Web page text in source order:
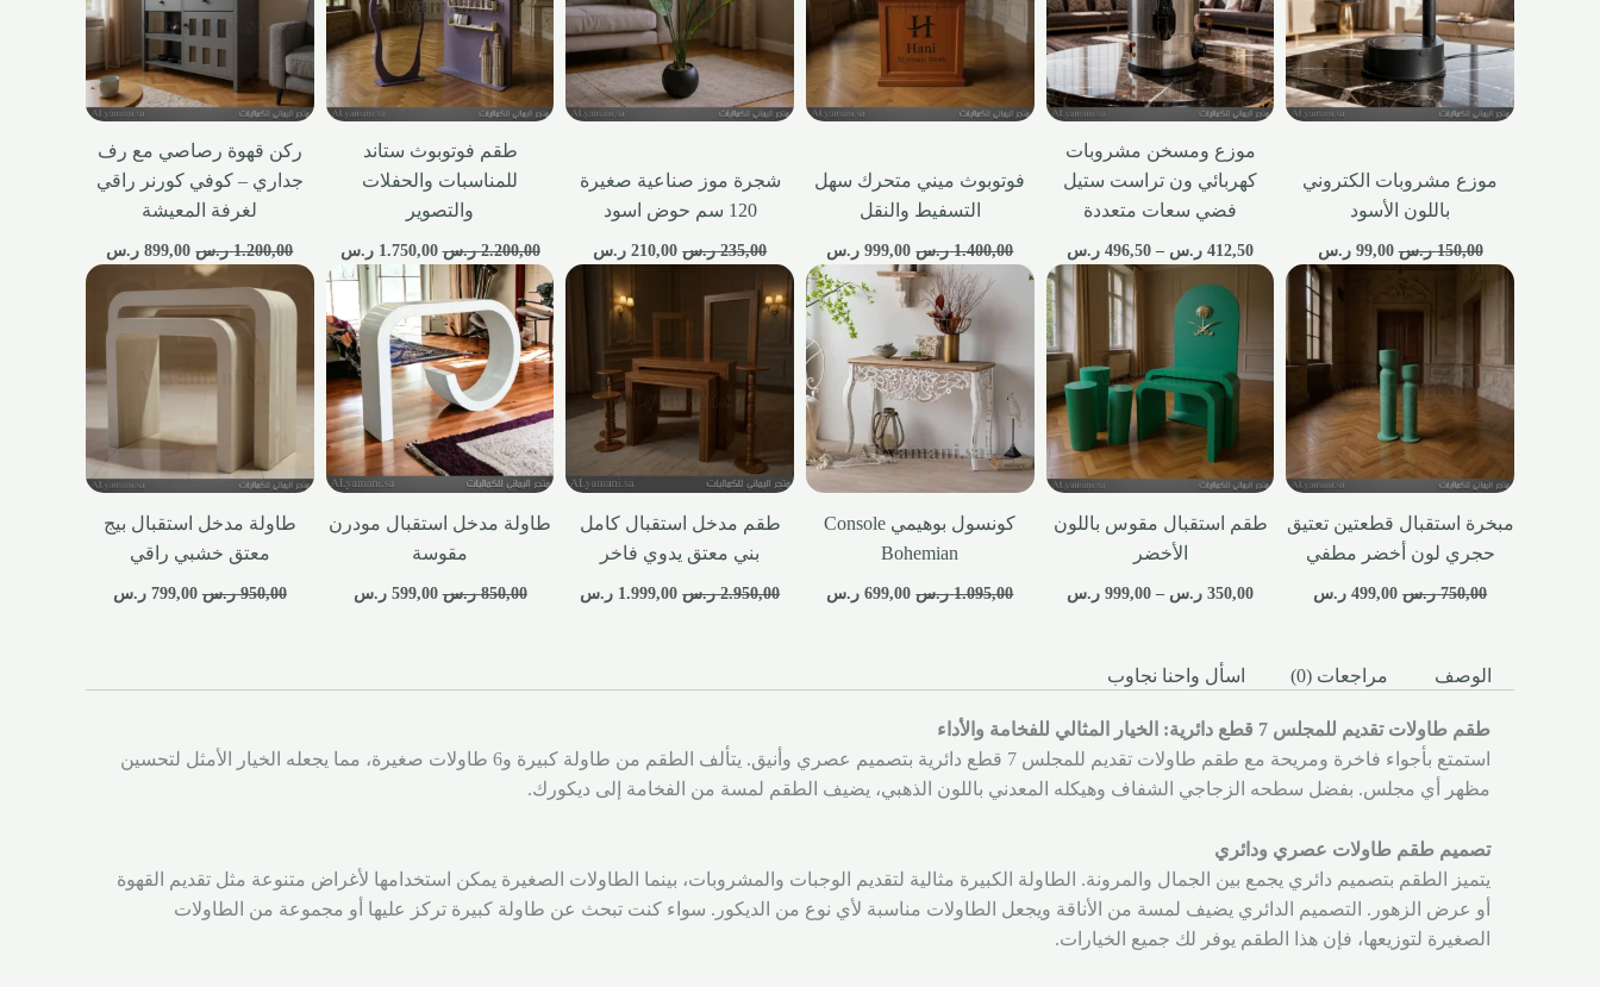
موزع مشروبات الكتروني
باللون الأسود
150,00 ر.س 99,00 ر.س
موزع ومسخن مشروبات
كهربائي ون تراست ستيل
فضي سعات متعددة
412,50 ر.س –
496,50 ر.س
فوتوبوث ميني متحرك سهل
التسفيط والنقل
1.400,00 ر.س 999,00 ر.س
شجرة موز صناعية صغيرة
120 سم حوض اسود
235,00 ر.س 210,00 ر.س
طقم فوتوبوث ستاند
للمناسبات والحفلات
والتصوير
2.200,00 ر.س 1.750,00 ر.س
ركن قهوة رصاصي مع رف
جداري – كوفي كورنر راقي
لغرفة المعيشة
1.200,00 ر.س 899,00 ر.س
مبخرة استقبال قطعتين تعتيق
حجري لون أخضر مطفي
750,00 ر.س 499,00 ر.س
طقم استقبال مقوس باللون
الأخضر
350,00 ر.س –
999,00 ر.س
كونسول بوهيمي Console
Bohemian
1.095,00 ر.س 699,00 ر.س
طقم مدخل استقبال كامل
بني معتق يدوي فاخر
2.950,00 ر.س 1.999,00 ر.س
طاولة مدخل استقبال مودرن
مقوسة
850,00 ر.س 599,00 ر.س
طاولة مدخل استقبال بيج
معتق خشبي راقي
950,00 ر.س 799,00 ر.س
الوصف مراجعات (0) اسأل واحنا نجاوب
طقم طاولات تقديم للمجلس 7 قطع دائرية: الخيار المثالي للفخامة والأداء
استمتع بأجواء فاخرة ومريحة مع طقم طاولات تقديم للمجلس 7 قطع دائرية بتصميم عصري وأنيق. يتألف الطقم من طاولة كبيرة و6 طاولات صغيرة، مما يجعله الخيار الأمثل لتحسين
مظهر أي مجلس. بفضل سطحه الزجاجي الشفاف وهيكله المعدني باللون الذهبي، يضيف الطقم لمسة من الفخامة إلى ديكورك.
تصميم طقم طاولات عصري ودائري
يتميز الطقم بتصميم دائري يجمع بين الجمال والمرونة. الطاولة الكبيرة مثالية لتقديم الوجبات والمشروبات، بينما الطاولات الصغيرة يمكن استخدامها لأغراض متنوعة مثل تقديم القهوة
أو عرض الزهور. التصميم الدائري يضيف لمسة من الأناقة ويجعل الطاولات مناسبة لأي نوع من الديكور. سواء كنت تبحث عن طاولة كبيرة تركز عليها أو مجموعة من الطاولات
الصغيرة لتوزيعها، فإن هذا الطقم يوفر لك جميع الخيارات.